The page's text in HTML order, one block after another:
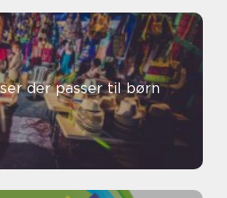
der passer til børn